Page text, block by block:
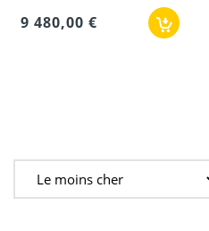
9 480,00 €